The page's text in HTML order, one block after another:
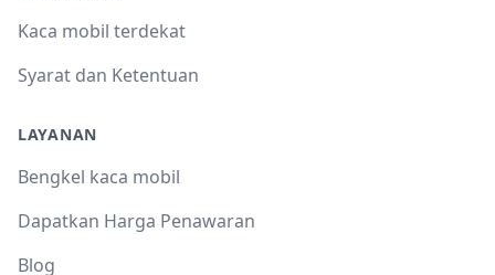
Kaca mobil terdekat
Syarat dan Ketentuan
LAYANAN
Bengkel kaca mobil
Dapatkan Harga Penawaran
Blog